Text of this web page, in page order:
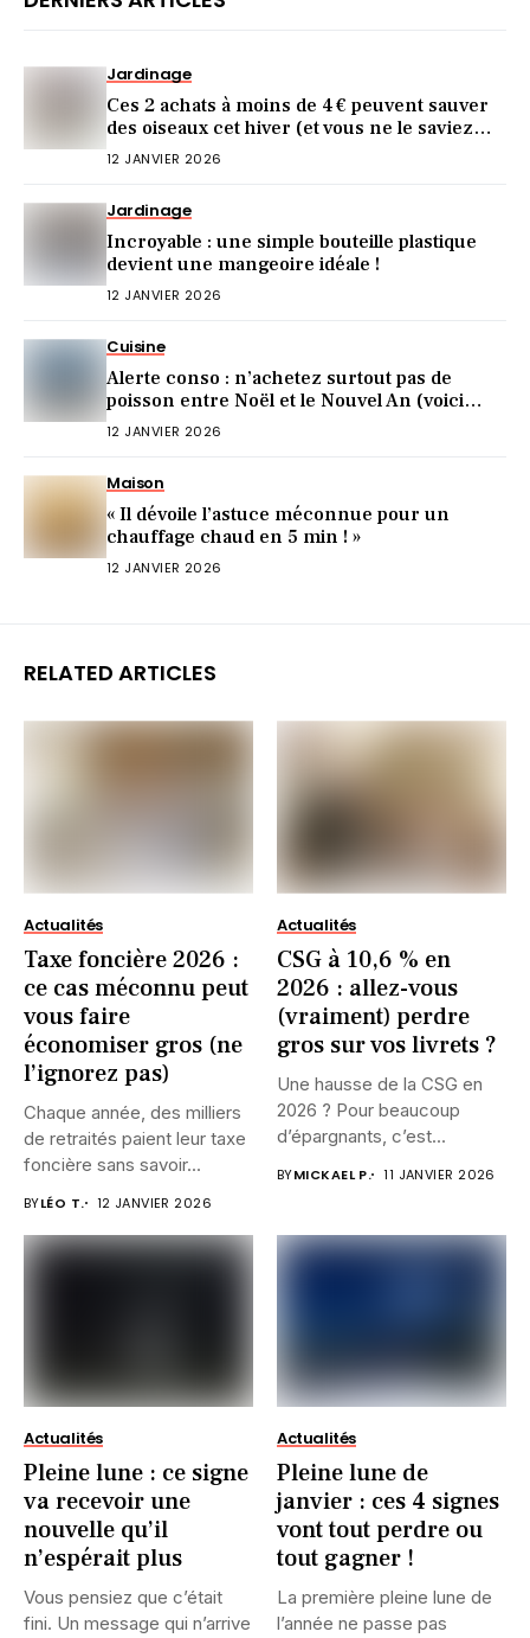
Jardinage
Ces 2 achats à moins de 4 € peuvent sauver
des oiseaux cet hiver (et vous ne le saviez
pas)
12 JANVIER 2026
Jardinage
Incroyable : une simple bouteille plastique
devient une mangeoire idéale !
12 JANVIER 2026
Cuisine
Alerte conso : n’achetez surtout pas de
poisson entre Noël et le Nouvel An (voici
pourquoi)
12 JANVIER 2026
Maison
« Il dévoile l’astuce méconnue pour un
chauffage chaud en 5 min ! »
12 JANVIER 2026
RELATED ARTICLES
Actualités
Taxe foncière 2026 :
ce cas méconnu peut
vous faire
économiser gros (ne
l’ignorez pas)
Chaque année, des milliers
de retraités paient leur taxe
foncière sans savoir...
BYLÉO T. 12 JANVIER 2026
Actualités
CSG à 10,6 % en
2026 : allez-vous
(vraiment) perdre
gros sur vos livrets ?
Une hausse de la CSG en
2026 ? Pour beaucoup
d’épargnants, c’est...
BYMICKAEL P. 11 JANVIER 2026
Actualités
Pleine lune : ce signe
va recevoir une
nouvelle qu’il
n’espérait plus
Vous pensiez que c’était
fini. Un message qui n’arrive
Actualités
Pleine lune de
janvier : ces 4 signes
vont tout perdre ou
tout gagner !
La première pleine lune de
l’année ne passe pas